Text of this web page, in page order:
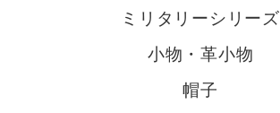
ミリタリーシリーズ
小物・革小物
帽子